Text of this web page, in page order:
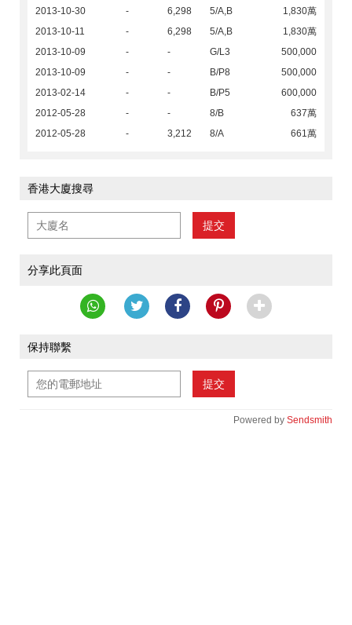
2013-10-30
- 6,298 5/A,B
1,830萬
2013-10-11
- 6,298 5/A,B
1,830萬
2013-10-09
- - G/L3
500,000
2013-10-09
- - B/P8
500,000
2013-02-14
- - B/P5
600,000
2012-05-28
- - 8/B
637萬
2012-05-28
- 3,212 8/A 661萬
香港大廈搜尋
提交
分享此頁面
保持聯繫
提交
Powered by Sendsmith